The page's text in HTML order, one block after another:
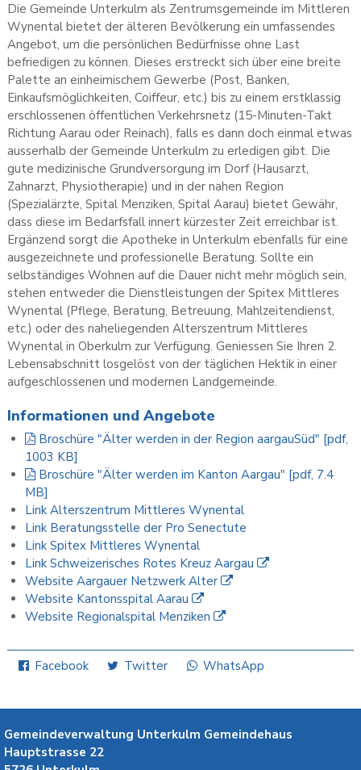
Die Gemeinde Unterkulm als Zentrumsgemeinde im Mittleren
Wynental bietet der älteren Bevölkerung ein umfassendes
Angebot, um die persönlichen Bedürfnisse ohne Last
befriedigen zu können. Dieses erstreckt sich über eine breite
Palette an einheimischem Gewerbe (Post, Banken,
Einkaufsmöglichkeiten, Coiffeur, etc.) bis zu einem erstklassig
erschlossenen öffentlichen Verkehrsnetz (15-Minuten-Takt
Richtung Aarau oder Reinach), falls es dann doch einmal etwas
ausserhalb der Gemeinde Unterkulm zu erledigen gibt. Die
gute medizinische Grundversorgung im Dorf (Hausarzt,
Zahnarzt, Physiotherapie) und in der nahen Region
(Spezialärzte, Spital Menziken, Spital Aarau) bietet Gewähr,
dass diese im Bedarfsfall innert kürzester Zeit erreichbar ist.
Ergänzend sorgt die Apotheke in Unterkulm ebenfalls für eine
ausgezeichnete und professionelle Beratung. Sollte ein
selbständiges Wohnen auf die Dauer nicht mehr möglich sein,
stehen entweder die Dienstleistungen der Spitex Mittleres
Wynental (Pflege, Beratung, Betreuung, Mahlzeitendienst,
etc.) oder des naheliegenden Alterszentrum Mittleres
Wynental in Oberkulm zur Verfügung. Geniessen Sie Ihren 2.
Lebensabschnitt losgelöst von der täglichen Hektik in einer
aufgeschlossenen und modernen Landgemeinde.
Informationen und Angebote
Broschüre "Älter werden in der Region aargauSüd" [pdf,
1003 KB]
Broschüre "Älter werden im Kanton Aargau" [pdf, 7.4
MB]
Link Alterszentrum Mittleres Wynental
Link Beratungsstelle der Pro Senectute
Link Spitex Mittleres Wynental
Link Schweizerisches Rotes Kreuz Aargau
Website Aargauer Netzwerk Alter
Website Kantonsspital Aarau
Website Regionalspital Menziken
Facebook Twitter WhatsApp
Gemeindeverwaltung Unterkulm Gemeindehaus
Hauptstrasse 22